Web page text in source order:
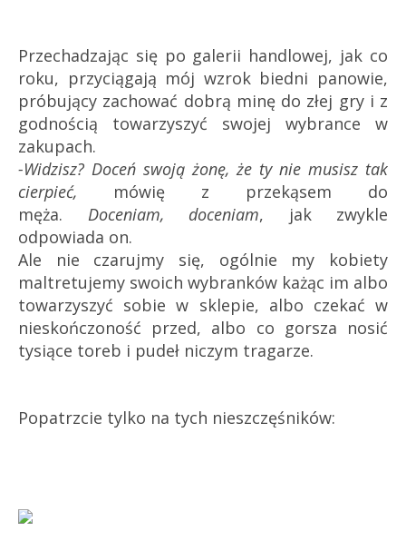
Przechadzając się po galerii handlowej, jak co
roku, przyciągają mój wzrok biedni panowie,
próbujący zachować dobrą minę do złej gry i z
godnością towarzyszyć swojej wybrance w
zakupach.
-Widzisz? Doceń swoją żonę, że ty nie musisz tak
cierpieć, mówię z przekąsem do
męża.
Doceniam, doceniam, jak zwykle
odpowiada on.
Ale nie czarujmy się, ogólnie my kobiety
maltretujemy swoich wybranków każąc im albo
towarzyszyć sobie w sklepie, albo czekać w
nieskończoność przed, albo co gorsza nosić
tysiące toreb i pudeł niczym tragarze.
Popatrzcie tylko na tych nieszczęśników: